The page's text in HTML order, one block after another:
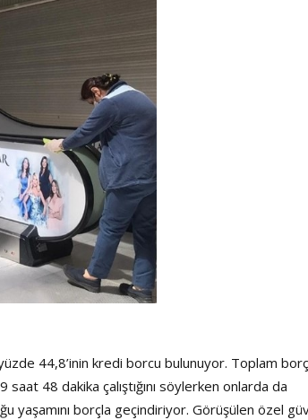
44,8’inin kredi borcu bulunuyor. Toplam
48 dakika çalıştığını söylerken onlarda da
yaşamını borçla geçindiriyor. Görüşülen özel